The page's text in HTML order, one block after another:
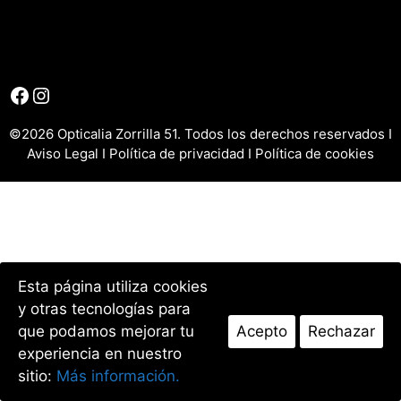
Facebook
Instagram
©2026 Opticalia Zorrilla 51. Todos los derechos reservados I
Aviso Legal I Política de privacidad I Política de cookies
Esta página utiliza cookies
y otras tecnologías para
que podamos mejorar tu
experiencia en nuestro
sitio: Más información.
Acepto Rechazar